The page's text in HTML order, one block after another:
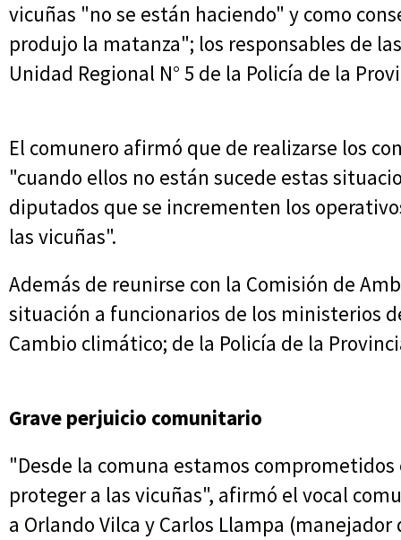
vicuñas "no se están haciendo" y como
produjo la matanza"; los responsables de
Unidad Regional N° 5 de la Policía de la
El comunero afirmó que de realizarse los
"cuando ellos no están sucede estas
diputados que se incrementen los
las vicuñas".
Además de reunirse con la Comisión de
situación a funcionarios de los ministerios
Cambio climático; de la Policía de la
Grave perjuicio comunitario
"Desde la comuna estamos
proteger a las vicuñas", afirmó el vocal
a Orlando Vilca y Carlos Llampa